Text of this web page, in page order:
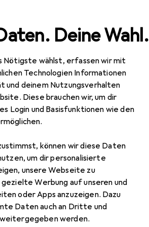
Deine Wahl.
Nötigste wählst, erfassen wir mit
Technologien Informationen
und deinem Nutzungsverhalten
Diese brauchen wir, um dir
Login und Basisfunktionen wie den
können wir diese Daten
um dir personalisierte
unsere Webseite zu
Werbung auf unseren und
oder Apps anzuzeigen. Dazu
Daten auch an Dritte und
werden.
Sport Outdoor